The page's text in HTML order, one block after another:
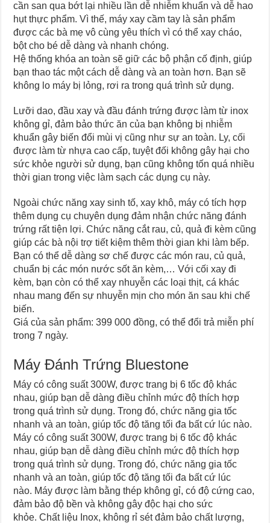
cần san qua bớt lại nhiều lần dễ nhiễm khuẩn và dễ hao
hụt thực phẩm. Vì thế, máy xay cầm tay là sản phẩm
được các bà mẹ vô cùng yêu thích vì có thể xay cháo,
bột cho bé dễ dàng và nhanh chóng.
Hệ thống khóa an toàn sẽ giữ các bộ phận cố định, giúp
bạn thao tác một cách dễ dàng và an toàn hơn. Bạn sẽ
không lo máy bị lỏng, rơi ra trong quá trình sử dụng.
Lưỡi dao, đầu xay và đầu đánh trứng được làm từ inox
không gỉ, đảm bảo thức ăn của bạn không bị nhiễm
khuẩn gây biến đổi mùi vị cũng như sự an toàn. Ly, cối
được làm từ nhựa cao cấp, tuyệt đối không gây hại cho
sức khỏe người sử dụng, bạn cũng không tốn quá nhiều
thời gian trong việc làm sạch các dụng cụ này.
Ngoài chức năng xay sinh tố, xay khô, máy có tích hợp
thêm dụng cụ chuyên dụng đảm nhận chức năng đánh
trứng rất tiện lợi. Chức năng cắt rau, củ, quả đi kèm cũng
giúp các bà nội trợ tiết kiệm thêm thời gian khi làm bếp.
Bạn có thể dễ dàng sơ chế được các món rau, củ quả,
chuẩn bị các món nước sốt ăn kèm,… Với cối xay đi
kèm, bạn còn có thể xay nhuyễn các loại thịt, cá khác
nhau mang đến sự nhuyễn mịn cho món ăn sau khi chế
biến.
Giá của sản phẩm: 399 000 đồng, có thể đổi trả miễn phí
trong 7 ngày.
Máy Đánh Trứng Bluestone
Máy có công suất 300W, được trang bị 6 tốc độ khác
nhau, giúp bạn dễ dàng điều chỉnh mức độ thích hợp
trong quá trình sử dụng. Trong đó, chức năng gia tốc
nhanh và an toàn, giúp tốc độ tăng tối đa bất cứ lúc nào.
Máy có công suất 300W, được trang bị 6 tốc độ khác
nhau, giúp bạn dễ dàng điều chỉnh mức độ thích hợp
trong quá trình sử dụng. Trong đó, chức năng gia tốc
nhanh và an toàn, giúp tốc độ tăng tối đa bất cứ lúc
nào. Máy được làm bằng thép không gỉ, có độ cứng cao,
đảm bảo độ bền và không gây độc hại cho sức
khỏe. Chất liệu Inox, không rỉ sét đảm bảo chất lượng,